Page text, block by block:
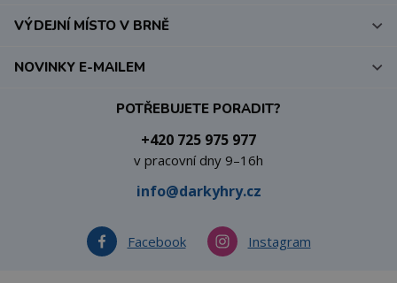
VÝDEJNÍ MÍSTO V BRNĚ
POTŘEBUJETE PORADIT?
+420 725 975 977
v pracovní dny 9–16h
info@darkyhry.cz
Facebook Instagram
NOVINKY E-MAILEM